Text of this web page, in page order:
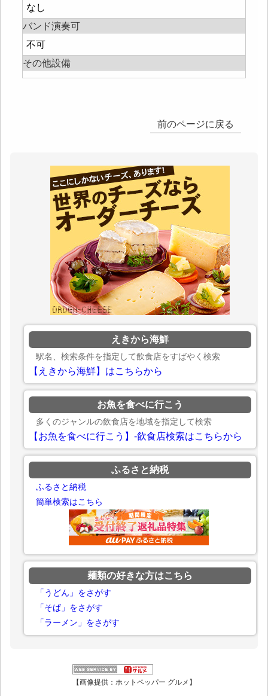
なし
バンド演奏可
不可
その他設備
前のページに戻る
えきから海鮮
駅名、検索条件を指定して飲食店をすばやく検索
【えきから海鮮】はこちらから
お魚を食べに行こう
多くのジャンルの飲食店を地域を指定して検索
【お魚を食べに行こう】-飲食店検索はこちらから
ふるさと納税
ふるさと納税
簡単検索はこちら
麺類の好きな方はこちら
「うどん」をさがす
「そば」をさがす
「ラーメン」をさがす
【画像提供：ホットペッパー グルメ】